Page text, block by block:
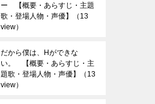
ー 【概要・あらすじ・主題
歌・登場人物・声優】
（13
view）
だから僕は、Hができな
い。 【概要・あらすじ・主
題歌・登場人物・声優】
（13
view）